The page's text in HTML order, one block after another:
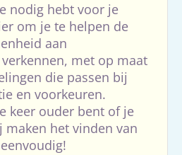
nodig hebt voor je
om je te helpen de
aan
met op maat
die passen bij
en voorkeuren.
keer ouder bent of je
het vinden van